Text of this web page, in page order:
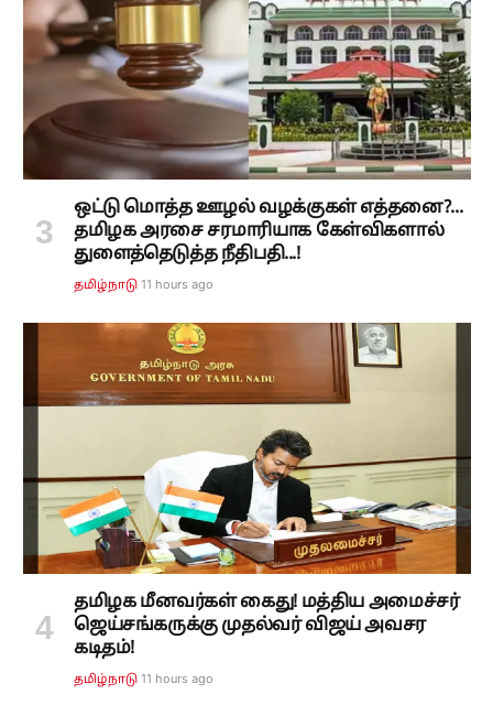
ஒட்டு மொத்த ஊழல் வழக்குகள் எத்தனை?...
தமிழக அரசை சரமாரியாக கேள்விகளால்
துளைத்தெடுத்த நீதிபதி...!
தமிழ்நாடு 11 hours ago
தமிழக மீனவர்கள் கைது! மத்திய அமைச்சர்
ஜெய்சங்கருக்கு முதல்வர் விஜய் அவசர
கடிதம்!
தமிழ்நாடு 11 hours ago